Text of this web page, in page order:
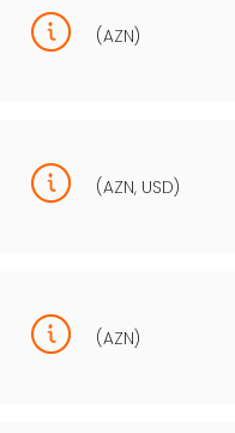
(AZN)
(AZN, USD)
(AZN)